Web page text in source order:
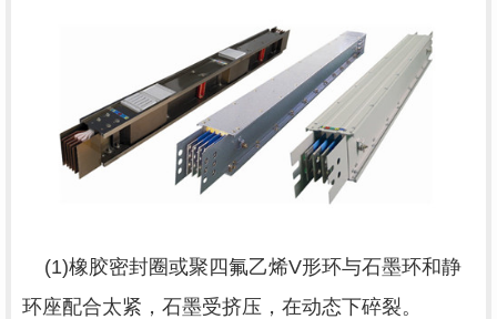
(1)橡胶密封圈或聚四氟乙烯V形环与石墨环和静
环座配合太紧，石墨受挤压，在动态下碎裂。